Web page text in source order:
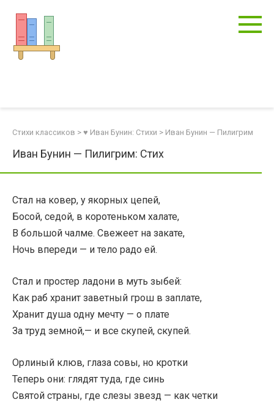
контенту
Стихи классиков > ♥ Иван Бунин: Стихи > Иван Бунин — Пилигрим
Иван Бунин — Пилигрим: Стих
Стал на ковер, у якорных цепей,
Босой, седой, в коротеньком халате,
В большой чалме. Свежеет на закате,
Ночь впереди — и тело радо ей.
Стал и простер ладони в муть зыбей:
Как раб хранит заветный грош в заплате,
Хранит душа одну мечту — о плате
За труд земной,— и все скупей, скупей.
Орлиный клюв, глаза совы, но кротки
Теперь они: глядят туда, где синь
Святой страны, где слезы звезд — как четки